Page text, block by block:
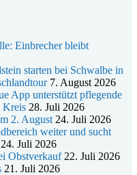
Einbrecher bleibt
starten bei Schwalbe in
7. August 2026
App unterstützt pflegende
Kreis 28. Juli 2026
2. August 24. Juli 2026
weiter und sucht
24. Juli 2026
Obstverkauf 22. Juli 2026
21. Juli 2026